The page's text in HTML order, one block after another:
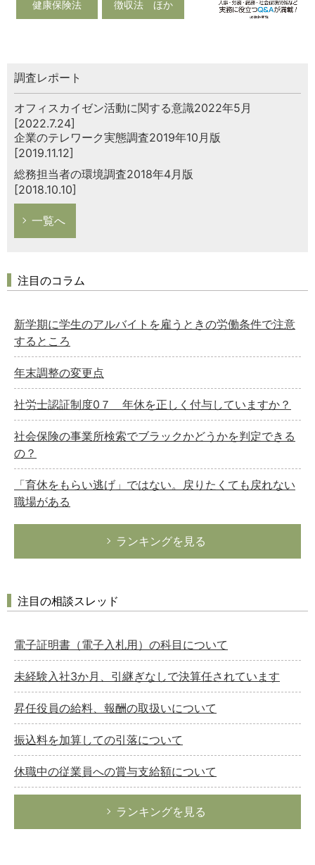
健康保険法 徴収法 ほか
調査レポート
オフィスカイゼン活動に関する意識2022年5月
[2022.7.24]
企業のテレワーク実態調査2019年10月版
[2019.11.12]
総務担当者の環境調査2018年4月版
[2018.10.10]
一覧へ
注目のコラム
新学期に学生のアルバイトを雇うときの労働条件で注意
するところ
年末調整の変更点
社労士認証制度0７ 年休を正しく付与していますか？
社会保険の事業所検索でブラックかどうかを判定できる
の？
「育休をもらい逃げ」ではない。戻りたくても戻れない
職場がある
ランキングを見る
注目の相談スレッド
電子証明書（電子入札用）の科目について
未経験入社3か月、引継ぎなしで決算任されています
昇任役員の給料、報酬の取扱いについて
振込料を加算しての引落について
休職中の従業員への賞与支給額について
ランキングを見る